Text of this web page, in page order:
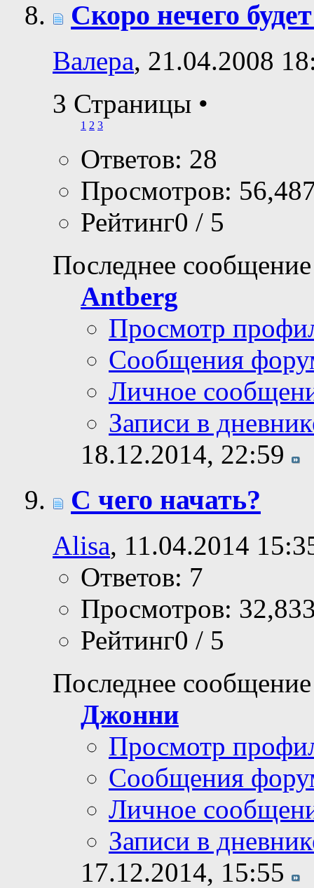
Скоро нечего
Валера, 21.04.2008
3 Страницы •
1 2 3
Ответов: 28
Просмотров:
Рейтинг0 / 5
Последнее
Antberg
Просмотр
Сообщения
Личное
Записи в
18.12.2014, 22:59
С чего начать?
Alisa, 11.04.2014
Ответов: 7
Просмотров:
Рейтинг0 / 5
Последнее
Джонни
Просмотр
Сообщения
Личное
Записи в
17.12.2014, 15:55